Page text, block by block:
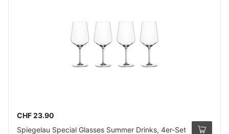
CHF 23.90
Spiegelau Special Glasses Summer Drinks, 4er-Set